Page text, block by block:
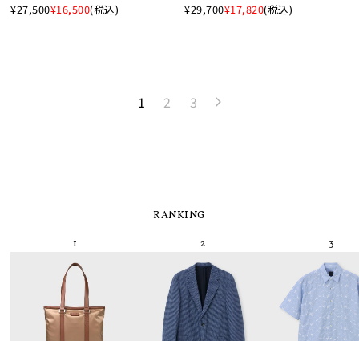
¥27,500¥16,500(税込)
¥29,700¥17,820(税込)
1 2 3
RANKING